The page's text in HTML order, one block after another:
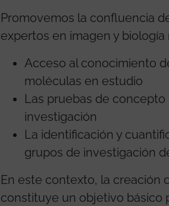
Promovemos la confluencia
expertos en imagen y
Acceso al conocimiento
moléculas en estudio
Las pruebas de
investigación
La identificación y
grupos de investigación
En este contexto, la creación
constituye un objetivo básico